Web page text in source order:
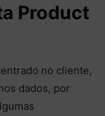
Product
no cliente,
dados, por